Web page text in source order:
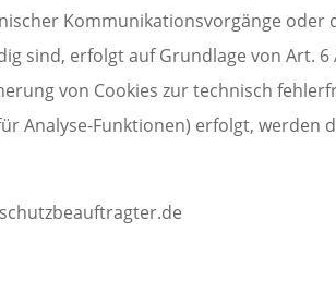
Kommunikationsvorgänge
sind, erfolgt auf Grundlage von Art. 6
von Cookies zur technisch
Analyse-Funktionen) erfolgt,